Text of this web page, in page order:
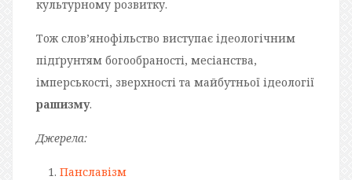
культурному розвитку.
Тож слов’янофільство виступає ідеологічним
підґрунтям богообраності, месіанства,
імперськості, зверхності та майбутньої ідеології
рашизму.
Джерела:
Панславізм